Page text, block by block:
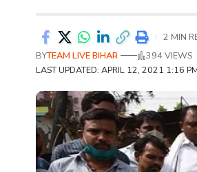
LAST UPDATED: APRIL 12, 2021 1:16
BYTEAM LIVE BIHAR 394 VIEWS
2 MIN